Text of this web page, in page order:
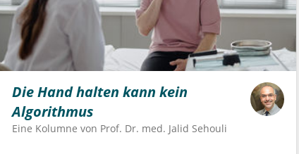
Die Hand halten kann kein
Algorithmus
Eine Kolumne von Prof. Dr. med. Jalid Sehouli